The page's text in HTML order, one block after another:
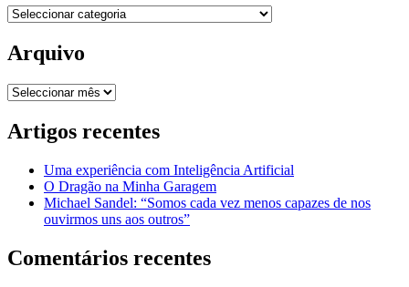
Categorias
Arquivo
Arquivo
Artigos recentes
Uma experiência com Inteligência Artificial
O Dragão na Minha Garagem
Michael Sandel: “Somos cada vez menos capazes de nos
ouvirmos uns aos outros”
Comentários recentes